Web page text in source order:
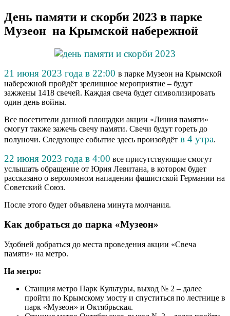
День памяти и скорби 2023 в парке
Музеон на Крымской набережной
21 июня 2023 года в 22:00 в парке Музеон на Крымской
набережной пройдёт зрелищное мероприятие – будут
зажжены 1418 свечей. Каждая свеча будет символизировать
один день войны.
Все посетители данной площадки акции «Линия памяти»
смогут также зажечь свечу памяти. Свечи будут гореть до
полуночи. Следующее событие здесь произойдёт в 4 утра.
22 июня 2023 года в 4:00 все присутствующие смогут
услышать обращение от Юрия Левитана, в котором будет
рассказано о вероломном нападении фашистской Германии на
Советский Союз.
После этого будет объявлена минута молчания.
Как добраться до парка «Музеон»
Удобней добраться до места проведения акции «Свеча
памяти» на метро.
На метро:
Станция метро Парк Культуры, выход № 2 – далее
пройти по Крымскому мосту и спуститься по лестнице в
парк «Музеон» и Октябрьская.